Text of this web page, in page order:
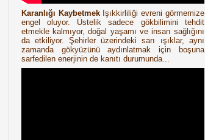
Karanlığı KaybetmekIşıkkirliliği evreni görmemize
engel oluyor. Üstelik sadece gökbilimini tehdit
etmekle kalmıyor, doğal yaşamı ve insan sağlığını
da etkiliyor. Şehirler üzerindeki sarı ışıklar, aynı
zamanda gökyüzünü aydınlatmak için boşuna
sarfedilen enerjinin de kanıtı durumunda...